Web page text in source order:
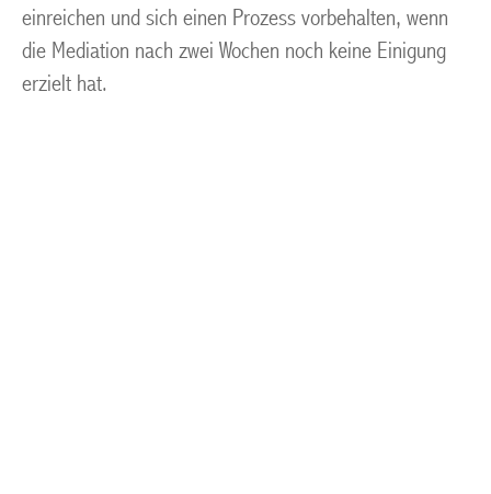
einreichen und sich einen Prozess vorbehalten, wenn
die Mediation nach zwei Wochen noch keine Einigung
erzielt hat.